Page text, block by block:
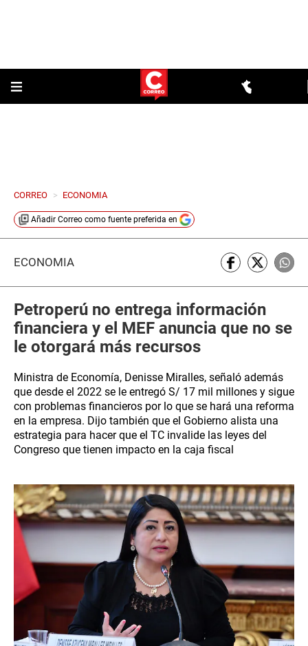
CORREO > ECONOMIA
Añadir Correo como fuente preferida en
ECONOMÍA
Petroperú no entrega información
financiera y el MEF anuncia que no se
le otorgará más recursos
Ministra de Economía, Denisse Miralles, señaló además
que desde el 2022 se le entregó S/ 17 mil millones y sigue
con problemas financieros por lo que se hará una reforma
en la empresa. Dijo también que el Gobierno alista una
estrategia para hacer que el TC invalide las leyes del
Congreso que tienen impacto en la caja fiscal